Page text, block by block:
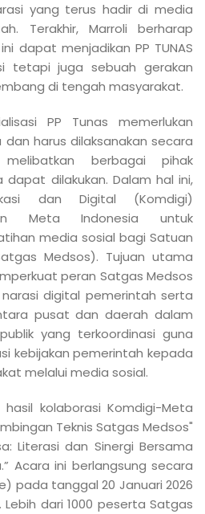
yang terus hadir di media
Terakhir, Marroli berharap
dapat menjadikan PP TUNAS
tetapi juga sebuah gerakan
di tengah masyarakat.
PP Tunas memerlukan
harus dilaksanakan secara
berbagai pihak
dilakukan. Dalam hal ini,
dan Digital (Komdigi)
Meta Indonesia untuk
media sosial bagi Satuan
Medsos). Tujuan utama
peran Satgas Medsos
digital pemerintah serta
pusat dan daerah dalam
yang terkoordinasi guna
kebijakan pemerintah kepada
melalui media sosial.
kolaborasi Komdigi-Meta
Teknis Satgas Medsos"
Literasi dan Sinergi Bersama
Acara ini berlangsung secara
pada tanggal 20 Januari 2026
dari 1000 peserta Satgas